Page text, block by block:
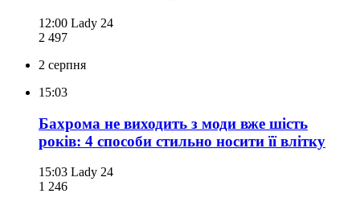
12:00 Lady 24
2 497
2 серпня
15:03
Бахрома не виходить з моди вже шість
років: 4 способи стильно носити її влітку
15:03 Lady 24
1 246